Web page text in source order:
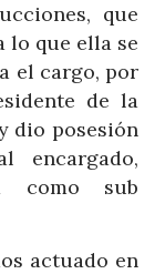
que
lo que ella se
el cargo, por
de la
dio posesión
encargado,
como sub
actuado en